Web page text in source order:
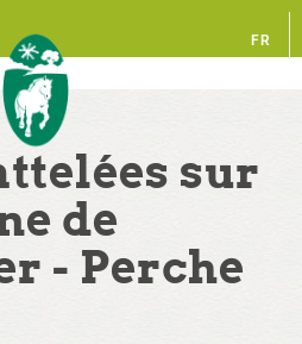
FR
sur
de
- Perche